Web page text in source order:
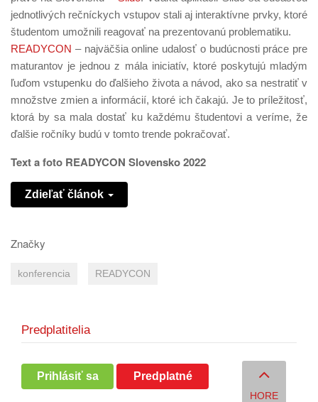
jednotlivých rečníckych vstupov stali aj interaktívne prvky, ktoré
študentom umožnili reagovať na prezentovanú problematiku.
READYCON – najväčšia online udalosť o budúcnosti práce pre
maturantov je jednou z mála iniciatív, ktoré poskytujú mladým
ľuďom vstupenku do ďalšieho života a návod, ako sa nestratiť v
množstve zmien a informácií, ktoré ich čakajú. Je to príležitosť,
ktorá by sa mala dostať ku každému študentovi a veríme, že
ďalšie ročníky budú v tomto trende pokračovať.
Text a foto READYCON Slovensko 2022
Zdieľať článok
Značky
konferencia READYCON
Predplatitelia
Prihlásiť sa Predplatné
HORE